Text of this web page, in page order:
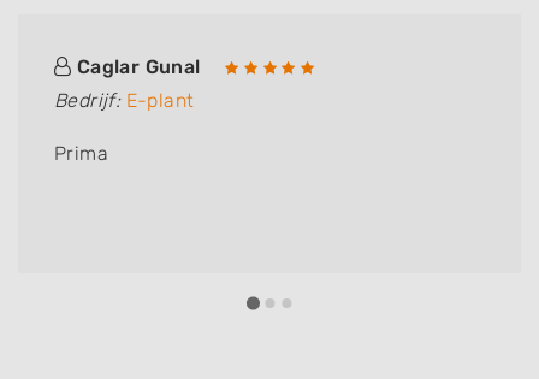
Caglar Gunal
Bedrijf: E-plant
Prima